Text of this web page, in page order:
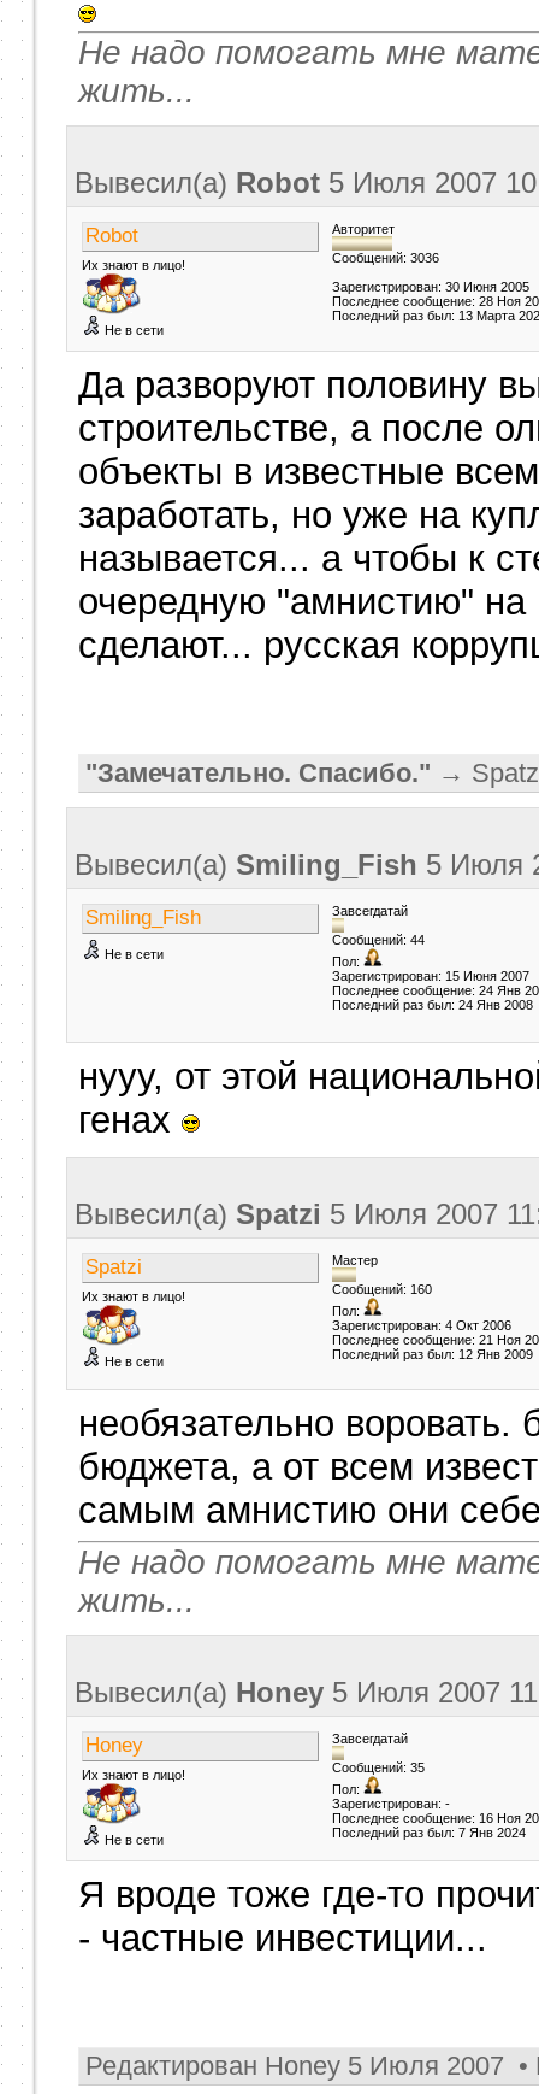
Не надо помогать мне
жить...
Вывесил(a) Robot5 Июля 2007
Robot
Их знают в лицо!
Не в сети
Авторитет
Сообщений: 3036
Зарегистрирован: 30 Июня 2005
Последнее сообщение: 28 Ноя
Последний раз был: 13 Марта
Да разворуют половину
строительстве, а после
объекты в известные
заработать, но уже на
называется... а чтобы к
очередную "амнистию" на
сделают... русская
"Замечательно. Спасибо." →
Вывесил(a) Smiling_Fish 5 Июля
Smiling_Fish
Не в сети
Завсегдатай
Сообщений: 44
Пол:
Зарегистрирован: 15 Июня 2007
Последнее сообщение: 24 Янв
Последний раз был: 24 Янв 2008
нууу, от этой
генах
Вывесил(a) Spatzi 5 Июля 2007
Spatzi
Их знают в лицо!
Не в сети
Мастер
Сообщений: 160
Пол:
Зарегистрирован: 4 Окт 2006
Последнее сообщение: 21 Ноя
Последний раз был: 12 Янв 2009
необязательно воровать.
бюджета, а от всем
самым амнистию они
Не надо помогать мне
жить...
Вывесил(a) Honey5 Июля 2007
Honey
Их знают в лицо!
Не в сети
Завсегдатай
Сообщений: 35
Пол:
Зарегистрирован: -
Последнее сообщение: 16 Ноя
Последний раз был: 7 Янв 2024
Я вроде тоже где-то
- частные инвестиции...
Редактирован Honey 5 Июля 2007 •